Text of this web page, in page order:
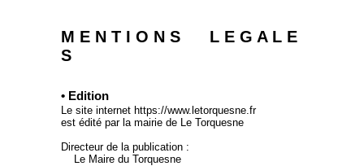
M E N T I O N S L E G A L E
S
• Edition
Le site internet https://www.letorquesne.fr
est édité par la mairie de Le Torquesne
Directeur de la publication :
Le Maire du Torquesne